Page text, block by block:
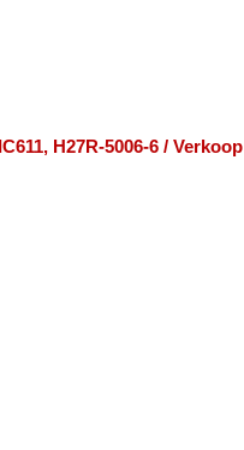
H27R-5006-6 / Verkoop